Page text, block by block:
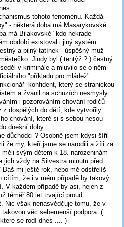
tohoto fenoménu. Každá
- některá doba má Masarykovské
má Bilakovské "kdo nekrade -
období existoval i jiný systém
a pilný tatínek - úspěšný muž -
Jindy byl ( tentýž ? ) čestný
v kriminále a mluvilo se o něm
"příkladu pro mládež"
konfident, který se stranickou
a žvanil na schůzích nesmysly.
i pozorováním chování rodičů -
z dospělých do dětí, kde vytvořily
chování, které si s sebou nesou
dnešní doby.
důchodci ? Osobně jsem kdysi šířil
že my, kteří jsme se narodili a žíli za
svým dětem k 18. narozeninám
jich vždy na Silvestra minutu před
mi ještě rok, nebo mě odstřelíš
cítím, že i v mém případě by takový
V každém případě by asi, nejen z
téměř 80 let trvající proud
Nic však nenasvědčuje tomu, že v
věc sebemenší podpora. (
se rodí dnes .... )